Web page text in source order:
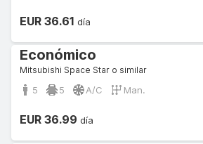
EUR 36.61 día
Económico
Mitsubishi Space Star o similar
5 5 A/C Man.
EUR 36.99 día